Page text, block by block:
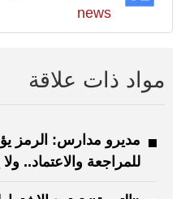
news
مواد ذات علاقة
مديرو مدارس: الرمز
للمراجعة والاعتماد..